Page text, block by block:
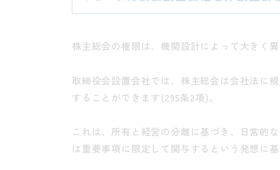
株主総会の権限は、機関設計によって大きく異
取締役会設置会社では、株主総会は会社法に
することができます(295条2項)。
これは、所有と経営の分離に基づき、日常的
は重要事項に限定して関与するという発想に基